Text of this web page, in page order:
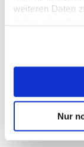
weiteren Daten
Cookies, wenn
Nur